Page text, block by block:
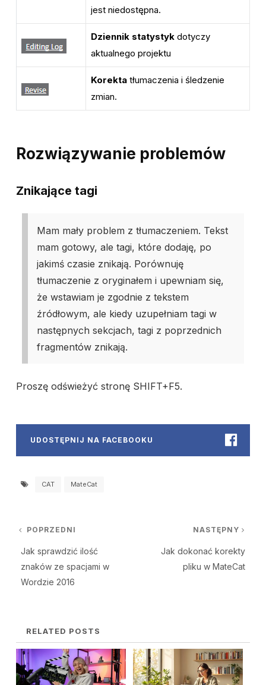
jest niedostępna.
Dziennik statystyk dotyczy
aktualnego projektu
Korekta tłumaczenia i śledzenie
zmian.
Rozwiązywanie problemów
Znikające tagi
Mam mały problem z tłumaczeniem. Tekst
mam gotowy, ale tagi, które dodaję, po
jakimś czasie znikają. Porównuję
tłumaczenie z oryginałem i upewniam się,
że wstawiam je zgodnie z tekstem
źródłowym, ale kiedy uzupełniam tagi w
następnych sekcjach, tagi z poprzednich
fragmentów znikają.
Proszę odświeżyć stronę SHIFT+F5.
UDOSTĘPNIJ NA FACEBOOKU
CAT MateCat
Nawigacja wpisu
POPRZEDNI
Poprzedni post:
Jak sprawdzić ilość
znaków ze spacjami w
Wordzie 2016
NASTĘPNY
Jak dokonać korekty
pliku w MateCat
RELATED POSTS